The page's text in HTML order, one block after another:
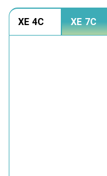
XE 4C XE 7C